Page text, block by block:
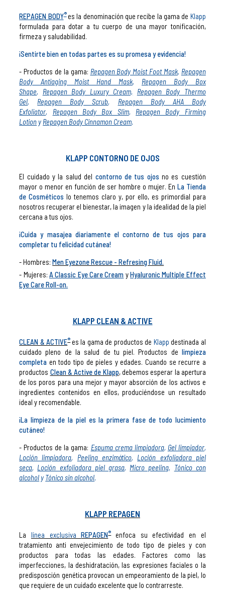
REPAGEN BODY®es la denominación que recibe la gama de Klapp
formulada para dotar a tu cuerpo de una mayor tonificación,
firmeza y saludabilidad.
¡Sentirte bien en todas partes es su promesa y evidencia!
- Productos de la gama: Repagen Body Moist Foot Mask, Repagen
Body Antiaging Moist Hand Mask, Repagen Body Box
Shape, Repagen Body Luxury Cream,
Repagen Body Thermo
Gel, Repagen Body Scrub, Repagen Body AHA Body
Exfoliator, Repagen Body Box Slim, Repagen Body Firming
Lotion y Repagen Body Cinnamon Cream.
KLAPP CONTORNO DE OJOS
El cuidado y la salud del contorno de tus ojos no es cuestión
mayor o menor en función de ser hombre o mujer. En La Tienda
de Cosméticos lo tenemos claro y, por ello, es primordial para
nosotros recuperar el bienestar, la imagen y la idealidad de la piel
cercana a tus ojos.
¡Cuida y masajea diariamente el contorno de tus ojos para
completar tu felicidad cutánea!
Hombres:Men Eyezone Rescue - Refresing Fluid.
Mujeres: A Classic Eye Care Cream yHyaluronic Multiple Effect
Eye Care Roll-on.
KLAPP CLEAN & ACTIVE
CLEAN & ACTIVE® es la gama de productos de Klapp destinada al
cuidado pleno de la salud de tu piel. Productos de limpieza
completa en todo tipo de pieles y edades. Cuando se recurre a
productos Clean & Active de Klapp, debemos esperar la apertura
de los poros para una mejor y mayor absorción de los activos e
ingredientes contenidos en ellos, produciéndose un resultado
ideal y recomendable.
¡La limpieza de la piel es la primera fase de todo lucimiento
cutáneo!
- Productos de la gama: Espuma crema limpiadora, Gel limpiador,
Loción limpiadora, Peeling enzimático, Loción exfoliadora piel
seca, Loción exfoliadora piel grasa, Micro peeling, Tónico con
alcohol y Tónico sin alcohol.
KLAPP REPAGEN
La línea exclusivaREPAGEN®
enfoca su efectividad en el
tratamiento anti envejecimiento de todo tipo de pieles y con
productos para todas las edades. Factores como las
imperfecciones, la deshidratación, las expresiones faciales o la
predisposción genética provocan un empeoramiento de la piel, lo
que requiere de un cuidado excelente que lo contrarreste.